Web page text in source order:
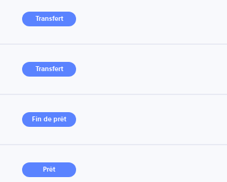
Transfert
Transfert
Fin de prêt
Prêt